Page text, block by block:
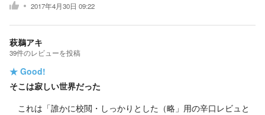
2017年4月30日 09:22
萩鵜アキ
39件のレビューを投稿
★ Good!
そこは寂しい世界だった
これは「誰かに校閲・しっかりとした（略」用の辛口レビュと